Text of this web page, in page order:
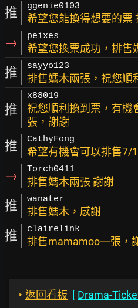
推 ggenie0103
希望您能換得想要的票
→ peixes
希望您換票成功，排售
推 sayyo123
排售媽木兩張，祝您順
推
x88019
祝您順利換到票，有機
張，謝謝
推 CathyFong
希望有機會可以排售7/
→ Torch0411
排售媽木兩張 謝謝
推 wanater
排售媽木，感謝
推 clairelink
排售mamamoo一張，
‣ 返回看板 [ Drama-